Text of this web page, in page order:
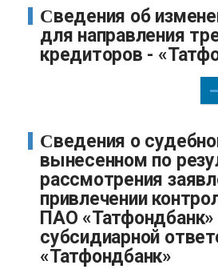
Сведения об изменении адреса
для направления
кредиторов -
Сведения о судебном акте,
вынесенном по
рассмотрения
привлечении
ПАО «Татфондбанк»
субсидиарной
«Татфондбанк»